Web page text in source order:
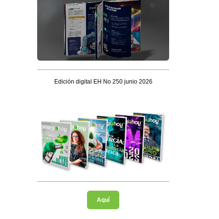
Edición digital EH No 250 junio 2026
Aquí